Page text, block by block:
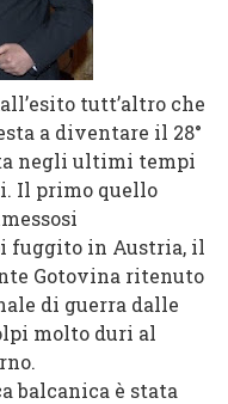
tutt’altro che
a diventare il 28°
negli ultimi tempi
Il primo quello
fuggito in Austria, il
Gotovina ritenuto
di guerra dalle
molto duri al
balcanica è stata